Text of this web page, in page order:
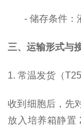
- 储存条件：
三、运输形式与
1. 常温发货（
收到细胞后，先
放入培养箱静置